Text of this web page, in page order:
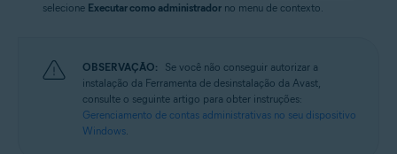
selecione Executar como administrador no menu de contexto.
OBSERVAÇÃO:
Se você não conseguir autorizar a
instalação da Ferramenta de desinstalação da Avast,
consulte o seguinte artigo para obter instruções:
Gerenciamento de contas administrativas no seu dispositivo
Windows.